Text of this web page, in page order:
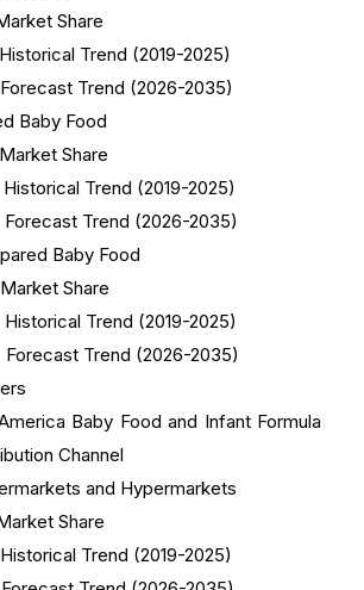
Share
Trend (2019-2025)
Trend (2026-2035)
Food
Share
Trend (2019-2025)
Trend (2026-2035)
Baby Food
Share
Trend (2019-2025)
Trend (2026-2035)
Baby Food and Infant Formula
Channel
and Hypermarkets
Share
Trend (2019-2025)